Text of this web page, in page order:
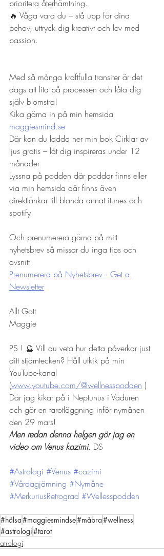
prioritera återhämtning.
🔥 Våga vara du – stå upp för dina
behov, uttryck dig kreativt och lev med
passion.
Med så många kraftfulla transiter är det
dags att lita på processen och låta dig
själv blomstra!
Kika gärna in på min hemsida
maggiesmind.se
Där kan du ladda ner min bok Cirklar av
ljus gratis – låt dig inspireras under 12
månader
Lyssna på podden där poddar finns eller
via min hemsida där finns även
direktlänkar till blanda annat itunes och
spotify.
Och prenumerera gärna på mitt
nyhetsbrev så missar du inga tips och
avsnitt
Prenumerera på Nyhetsbrev · Get a
Newsletter
Allt Gott
Maggie
PS ! 🔮 Vill du veta hur detta påverkar just
ditt stjärntecken? Håll utkik på min
YouTube-kanal
(www.youtube.com/@wellnesspodden )
Där jag kikar på i Neptunus i Väduren
och gör en tarotläggning inför nymånen
den 29 mars!
Men redan denna helgen gör jag en
video om Venus kazimi. DS
#Astrologi #Venus #cazimi
#Vårdagjämning #Nymåne
#MerkuriusRetrograd #Wellesspodden
#hälsa#maggiesmindse#måbra#wellness
#astrologi#tarot
atrologi